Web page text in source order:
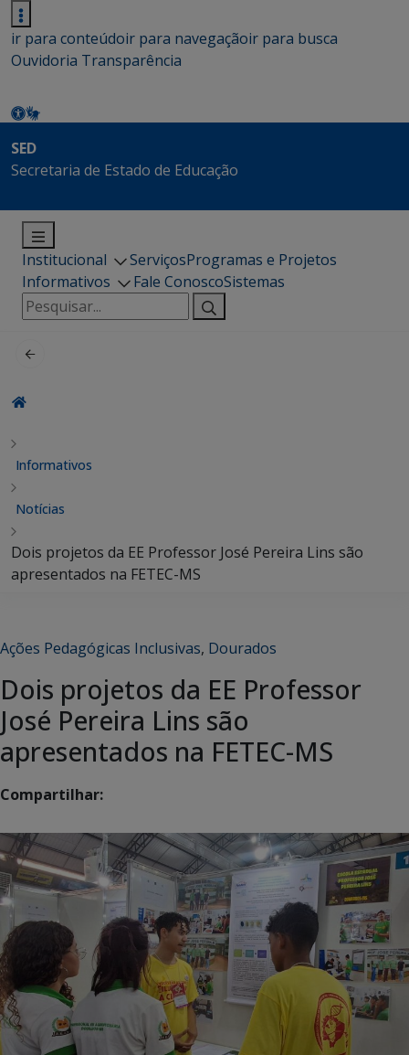
ir para conteúdoir para navegaçãoir para busca
Ouvidoria Transparência
SED
Secretaria de Estado de Educação
Institucional ServiçosProgramas e Projetos
Informativos
Fale ConoscoSistemas
Pesquisar
por:
Informativos
Notícias
Dois projetos da EE Professor José Pereira Lins são
apresentados na FETEC-MS
Ações Pedagógicas Inclusivas, Dourados
Dois projetos da EE Professor
José Pereira Lins são
apresentados na FETEC-MS
Compartilhar: